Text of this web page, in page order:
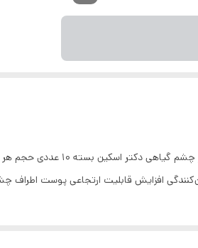
افزایش قابلیت ارتجاعی پوست اطراف